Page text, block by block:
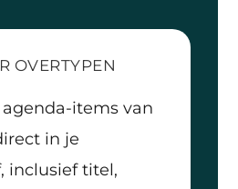
OVERTYPEN
items van
in je
inclusief titel,